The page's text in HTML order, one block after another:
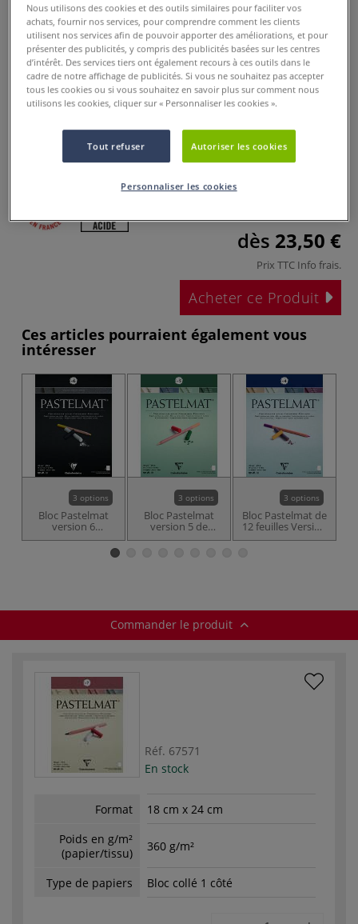
Bloc Pastelmat version 7
Clairefontaine
1 Commentaire
Pastelmat est un papier unique et avant-gardiste sur le
marché du pastel. L
Plus
dès 23,50 €
Prix TTC Info frais.
Acheter ce Produit
Ces articles pourraient également vous
intéresser
3 options
Bloc Pastelmat
version 6
Clairefontaine
3 options
Bloc Pastelmat
version 5 de
Clairefontaine -
3 options
Bloc Pastelmat de
12 feuilles Version
4 - 360 g/m²
Commander le produit
Réf. 67571
En stock
Format
18 cm x 24 cm
Poids en g/m²
(papier/tissu)
360 g/m²
Type de papiers Bloc collé 1 côté
Nous utilisons des cookies et des outils similaires pour faciliter vos
achats, fournir nos services, pour comprendre comment les clients
utilisent nos services afin de pouvoir apporter des améliorations, et pour
présenter des publicités, y compris des publicités basées sur les centres
d’intérêt. Des services tiers ont également recours à ces outils dans le
cadre de notre affichage de publicités. Si vous ne souhaitez pas accepter
tous les cookies ou si vous souhaitez en savoir plus sur comment nous
utilisons les cookies, cliquer sur « Personnaliser les cookies ».
Tout refuser Autoriser les cookies
Personnaliser les cookies